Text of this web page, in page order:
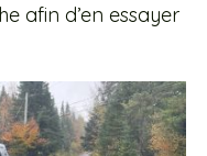
afin d’en essayer